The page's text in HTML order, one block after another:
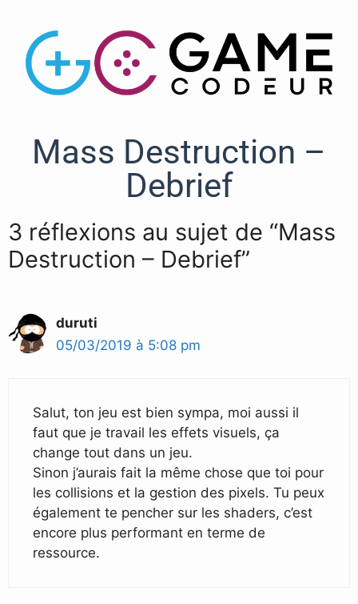
Mass Destruction –
Debrief
3 réflexions au sujet de “Mass
Destruction – Debrief”
duruti
05/03/2019 à 5:08 pm
Salut, ton jeu est bien sympa, moi aussi il
faut que je travail les effets visuels, ça
change tout dans un jeu.
Sinon j’aurais fait la même chose que toi pour
les collisions et la gestion des pixels. Tu peux
également te pencher sur les shaders, c’est
encore plus performant en terme de
ressource.